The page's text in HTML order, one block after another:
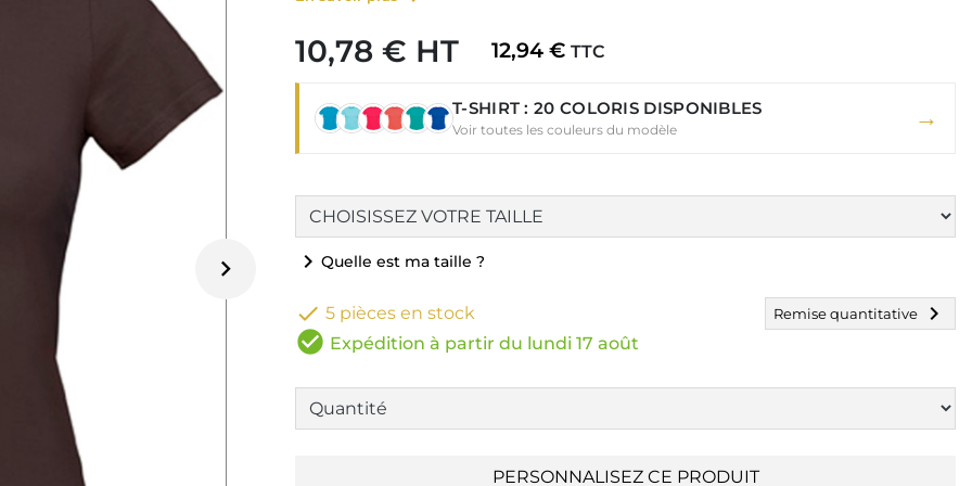

10,78 € HT 12,94 € TTC
T-SHIRT : 20 COLORIS DISPONIBLES
Voir toutes les couleurs du modèle →
chevron_right Quelle est ma taille ?
 5 pièces en stock
check_circle Expédition à partir du lundi 17 août
Remise quantitative chevron_right
PERSONNALISEZ CE PRODUIT